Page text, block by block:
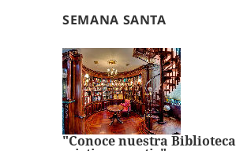
SEMANA SANTA
"Conoce nuestra Biblioteca